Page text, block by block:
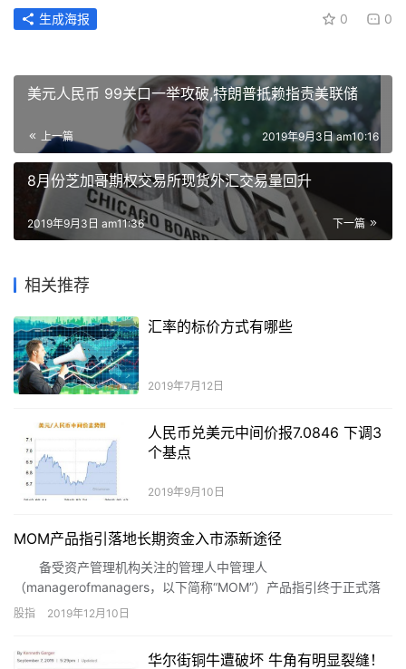
0 0
生成海报
美元人民币 99关口一举攻破,特朗普抵赖指责美联储
上一篇 2019年9月3日 am10:16
8月份芝加哥期权交易所现货外汇交易量回升
下一篇
2019年9月3日 am11:36
相关推荐
汇率的标价方式有哪些
2019年7月12日
人民币兑美元中间价报7.0846 下调3
个基点
2019年9月10日
MOM产品指引落地长期资金入市添新途径
备受资产管理机构关注的管理人中管理人
（managerofmanagers，以下简称“MOM”）产品指引终于正式落
地。近日，证监会发布了《证券期货经营机构管理人中管理人
股指 2019年12月10日
华尔街铜牛遭破坏 牛角有明显裂缝！